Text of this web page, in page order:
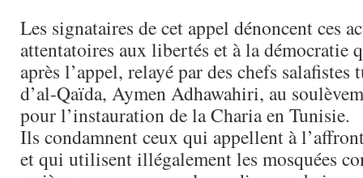
Les signataires de cet appel dénoncent ces
attentatoires aux libertés et à la démocratie
après l’appel, relayé par des chefs
d’al-Qaïda, Aymen Adhawahiri, au
pour l’instauration de la Charia en Tunisie.
Ils condamnent ceux qui appellent à
et qui utilisent illégalement les mosquées